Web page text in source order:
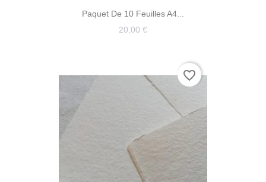
Paquet De 10 Feuilles A4...
20,00 €
favorite_border